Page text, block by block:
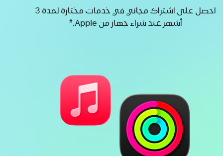
احصل على اشتراك مجاني في خدمات مختارة لمدة 3
أشهر ‏عند شراء جهاز من Apple.
#